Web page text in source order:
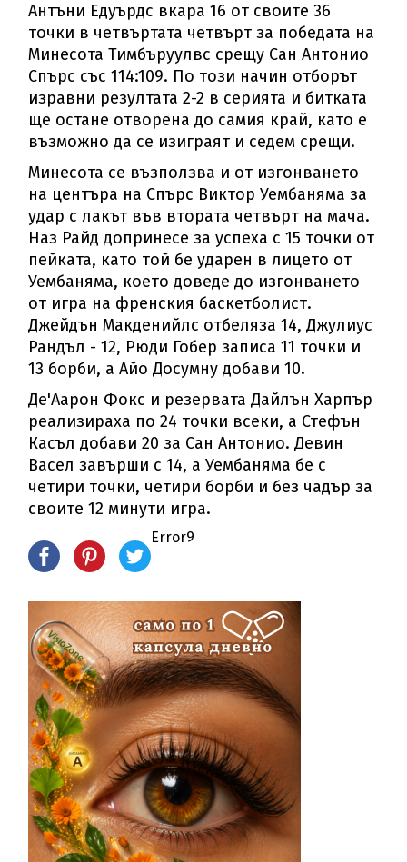
Антъни Едуърдс вкара 16 от своите 36
точки в четвъртата четвърт за победата на
Минесота Тимбъруулвс срещу Сан Антонио
Спърс със 114:109. По този начин отборът
изравни резултата 2-2 в серията и битката
ще остане отворена до самия край, като е
възможно да се изиграят и седем срещи.
Минесота се възползва и от изгонването
на центъра на Спърс Виктор Уембаняма за
удар с лакът във втората четвърт на мача.
Наз Райд допринесе за успеха с 15 точки от
пейката, като той бе ударен в лицето от
Уембаняма, което доведе до изгонването
от игра на френския баскетболист.
Джейдън Макденийлс отбеляза 14, Джулиус
Рандъл - 12, Рюди Гобер записа 11 точки и
13 борби, а Айо Досумну добави 10.
Де'Аарон Фокс и резервата Дайлън Харпър
реализираха по 24 точки всеки, а Стефън
Касъл добави 20 за Сан Антонио. Девин
Васел завърши с 14, а Уембаняма бе с
четири точки, четири борби и без чадър за
своите 12 минути игра.
Error9